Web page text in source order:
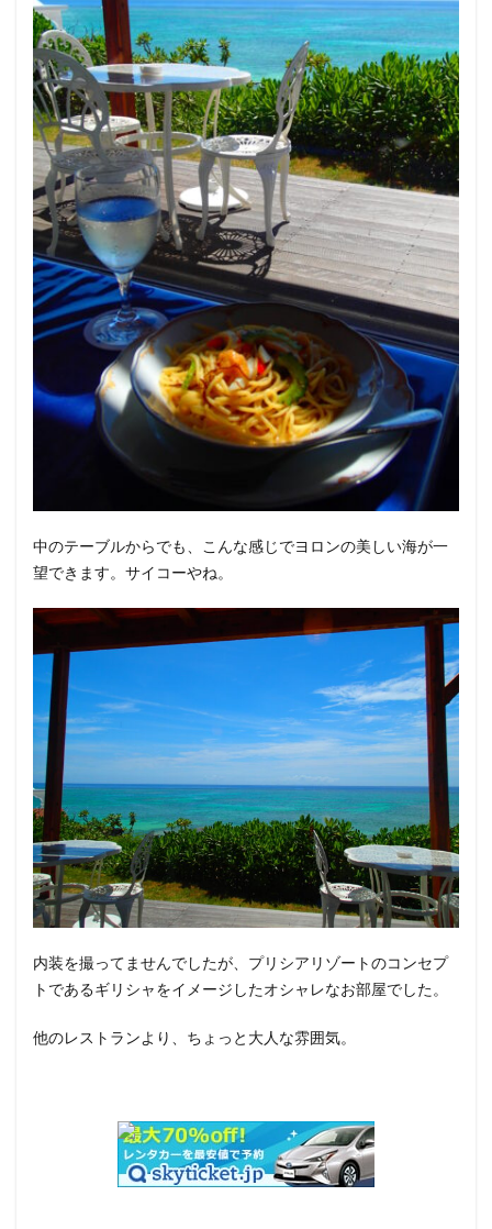
中のテーブルからでも、こんな感じでヨロンの美しい海が一
望できます。サイコーやね。
内装を撮ってませんでしたが、プリシアリゾートのコンセプ
トであるギリシャをイメージしたオシャレなお部屋でした。
他のレストランより、ちょっと大人な雰囲気。